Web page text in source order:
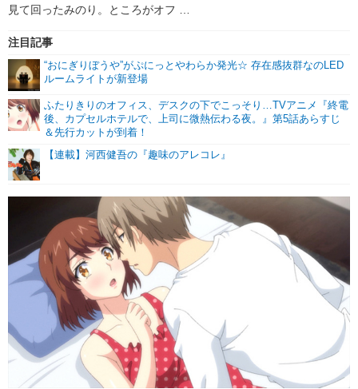
見て回ったみのり。ところがオフ …
注目記事
“おにぎりぼうや”がぷにっとやわらか発光☆ 存在感抜群なのLED
ルームライトが新登場
ふたりきりのオフィス、デスクの下でこっそり…TVアニメ『終電
後、カプセルホテルで、上司に微熱伝わる夜。』第5話あらすじ
＆先行カットが到着！
【連載】河西健吾の『趣味のアレコレ』